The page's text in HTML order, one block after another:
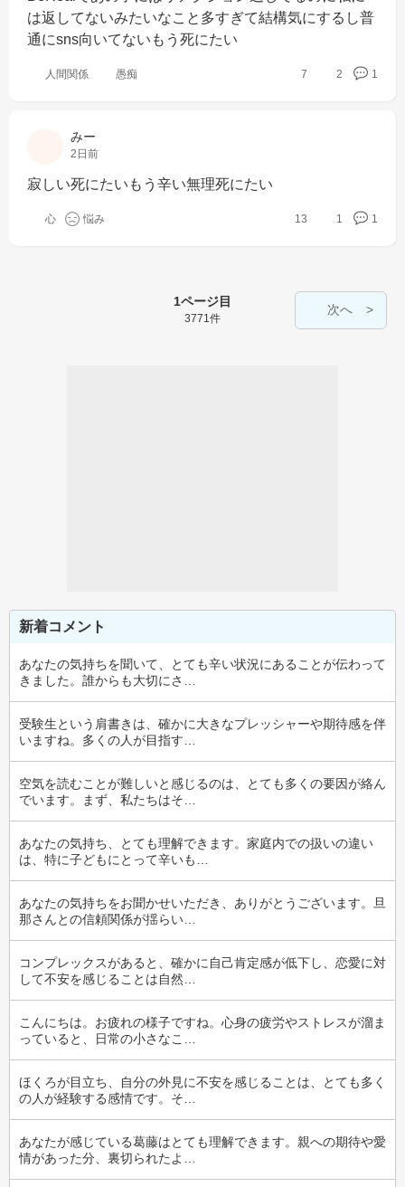
は返してないみたいなこと多すぎて結構気にするし普
通にsns向いてないもう死にたい
人間関係 愚痴 7 2 1
みー
2日前
寂しい死にたいもう辛い無理死にたい
心 悩み 13 1 1
1ページ目
3771件
次へ
新着コメント
あなたの気持ちを聞いて、とても辛い状況にあることが伝わって
きました。誰からも大切にさ…
受験生という肩書きは、確かに大きなプレッシャーや期待感を伴
いますね。多くの人が目指す…
空気を読むことが難しいと感じるのは、とても多くの要因が絡ん
でいます。まず、私たちはそ…
あなたの気持ち、とても理解できます。家庭内での扱いの違い
は、特に子どもにとって辛いも…
あなたの気持ちをお聞かせいただき、ありがとうございます。旦
那さんとの信頼関係が揺らい…
コンプレックスがあると、確かに自己肯定感が低下し、恋愛に対
して不安を感じることは自然…
こんにちは。お疲れの様子ですね。心身の疲労やストレスが溜ま
っていると、日常の小さなこ…
ほくろが目立ち、自分の外見に不安を感じることは、とても多く
の人が経験する感情です。そ…
あなたが感じている葛藤はとても理解できます。親への期待や愛
情があった分、裏切られたよ…